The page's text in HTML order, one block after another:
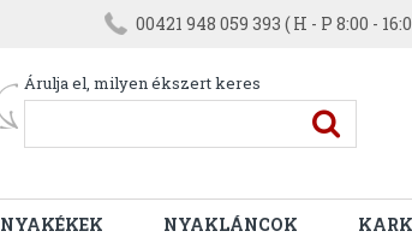
00421 948 059 393 ( H - P 8:00 -
Árulja el, milyen ékszert keres
NYAKÉKEK NYAKLÁNCOK